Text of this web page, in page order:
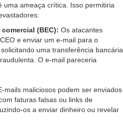
uma ameaça crítica. Isso permitiria
(BEC): Os atacantes
e enviar um e-mail para o
uma transferência bancária
O e-mail pareceria
mails maliciosos podem ser enviados
faturas falsas ou links de
os a enviar dinheiro ou revelar